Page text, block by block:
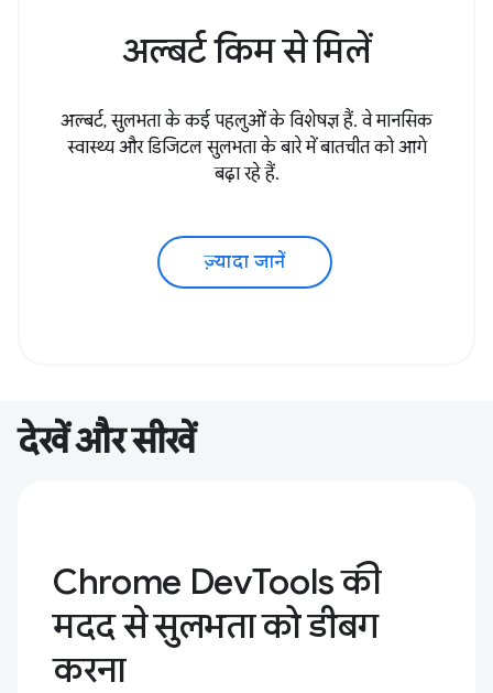
अल्बर्ट किम से मिलें
अल्बर्ट, सुलभता के कई पहलुओं के विशेषज्ञ हैं. वे मानसिक
स्वास्थ्य और डिजिटल सुलभता के बारे में बातचीत को आगे
बढ़ा रहे हैं.
ज़्यादा जानें
देखें और सीखें
Chrome DevTools की
मदद से सुलभता को डीबग
करना